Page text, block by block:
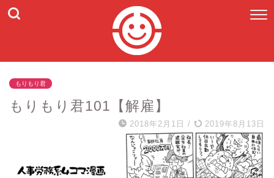
もりもり君
もりもり君101【解雇】
2018年2月1日 / 2019年8月13日